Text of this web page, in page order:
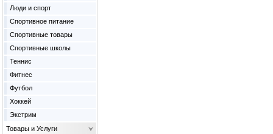
Люди и спорт
Спортивное питание
Спортивные товары
Спортивные школы
Теннис
Фитнес
Футбол
Хоккей
Экстрим
Товары и Услуги